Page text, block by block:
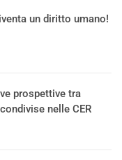
un diritto umano!
prospettive tra
nelle CER